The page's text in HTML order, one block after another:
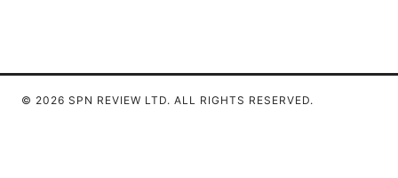
© 2026 SPN REVIEW LTD. ALL RIGHTS RESERVED.